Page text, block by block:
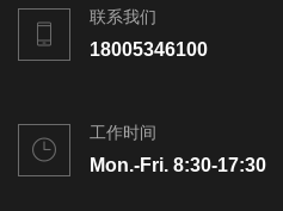
联系我们
18005346100
工作时间
Mon.-Fri. 8:30-17:30